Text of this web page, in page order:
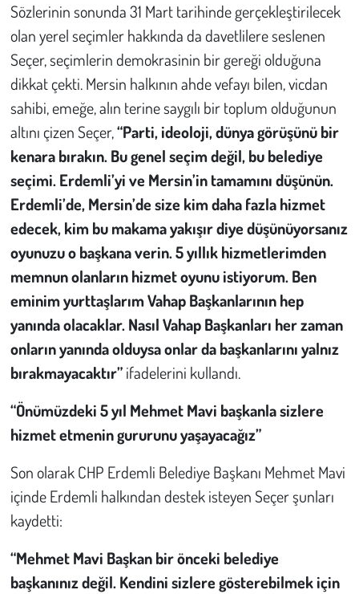
Sözlerinin sonunda 31 Mart tarihinde gerçekleştirilecek
olan yerel seçimler hakkında da davetlilere seslenen
Seçer, seçimlerin demokrasinin bir gereği olduğuna
dikkat çekti. Mersin halkının ahde vefayı bilen, vicdan
sahibi, emeğe, alın terine saygılı bir toplum olduğunun
altını çizen Seçer,“Parti, ideoloji, dünya görüşünü bir
kenara bırakın. Bu genel seçim değil, bu belediye
seçimi. Erdemli’yi ve Mersin’in tamamını düşünün.
Erdemli’de, Mersin’de size kim daha fazla hizmet
edecek, kim bu makama yakışır diye düşünüyorsanız
oyunuzu o başkana verin. 5 yıllık hizmetlerimden
memnun olanların hizmet oyunu istiyorum. Ben
eminim yurttaşlarım Vahap Başkanlarının hep
yanında olacaklar. Nasıl Vahap Başkanları her zaman
onların yanında olduysa onlar da başkanlarını yalnız
bırakmayacaktır”ifadelerini kullandı.
“Önümüzdeki 5 yıl Mehmet Mavi başkanla sizlere
hizmet etmenin gururunu yaşayacağız”
Son olarak CHP Erdemli Belediye Başkanı Mehmet Mavi
içinde Erdemli halkından destek isteyen Seçer şunları
kaydetti:
“Mehmet Mavi Başkan bir önceki belediye
başkanınız değil. Kendini sizlere gösterebilmek için